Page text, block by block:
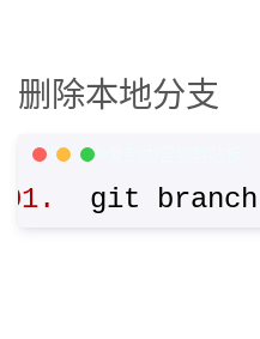
删除本地分支
PHP Code
git branch